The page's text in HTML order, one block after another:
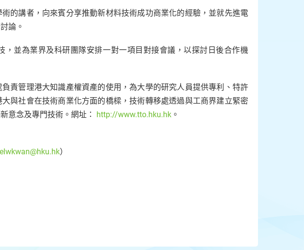
的講者，向來賓分享推動新材料技術成功商業化的經驗，並就先進電
論。
，並為業界及科研團隊安排一對一項目對接會議，以探討日後合作機
責管理港大知識產權資產的使用，為大學的研究人員提供專利、特許
與社會在技術商業化方面的橋樑，技術轉移處透過與工商界建立緊密
意念及專門技術。網址： http://www.tto.hku.hk 。
）